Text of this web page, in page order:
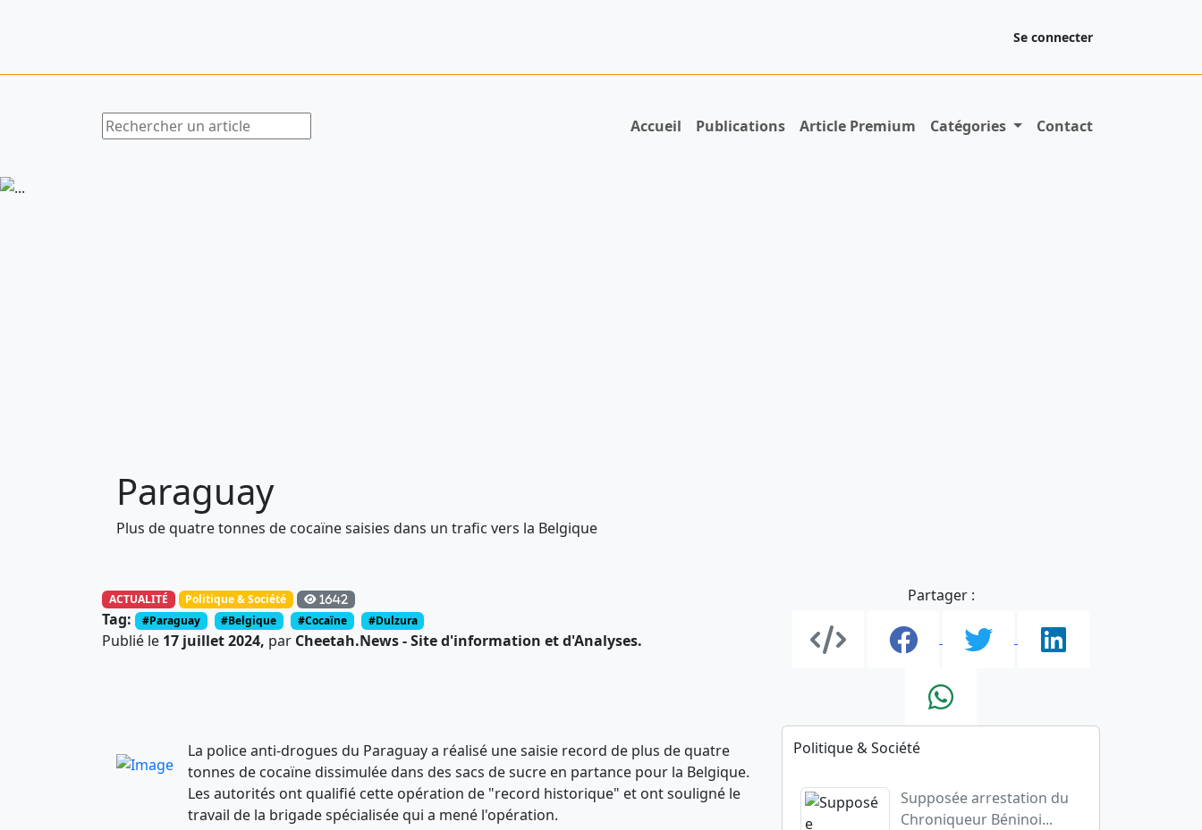
Se connecter
Accueil Publications Article Premium Catégories Contact
Paraguay
Plus de quatre tonnes de cocaïne saisies dans un trafic vers la Belgique
ACTUALITÉ Politique & Société 1642
Tag: #Paraguay #Belgique #Cocaïne #Dulzura
Publié le 17 juillet 2024, par Cheetah.News - Site d'information et d'Analyses.
Partager :
La police anti-drogues du Paraguay a réalisé une saisie record de plus de quatre
tonnes de cocaïne dissimulée dans des sacs de sucre en partance pour la Belgique.
Les autorités ont qualifié cette opération de "record historique" et ont souligné le
travail de la brigade spécialisée qui a mené l'opération.
Politique & Société
Supposée arrestation du
Chroniqueur Béninoi...